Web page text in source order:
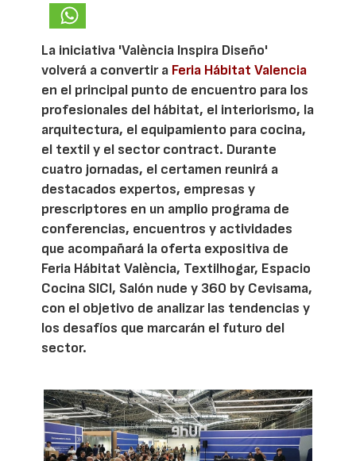
La iniciativa 'València Inspira Diseño'
volverá a convertir a Feria Hábitat Valencia
en el principal punto de encuentro para los
profesionales del hábitat, el interiorismo, la
arquitectura, el equipamiento para cocina,
el textil y el sector contract. Durante
cuatro jornadas, el certamen reunirá a
destacados expertos, empresas y
prescriptores en un amplio programa de
conferencias, encuentros y actividades
que acompañará la oferta expositiva de
Feria Hábitat València, Textilhogar, Espacio
Cocina SICI, Salón nude y 360 by Cevisama,
con el objetivo de analizar las tendencias y
los desafíos que marcarán el futuro del
sector.